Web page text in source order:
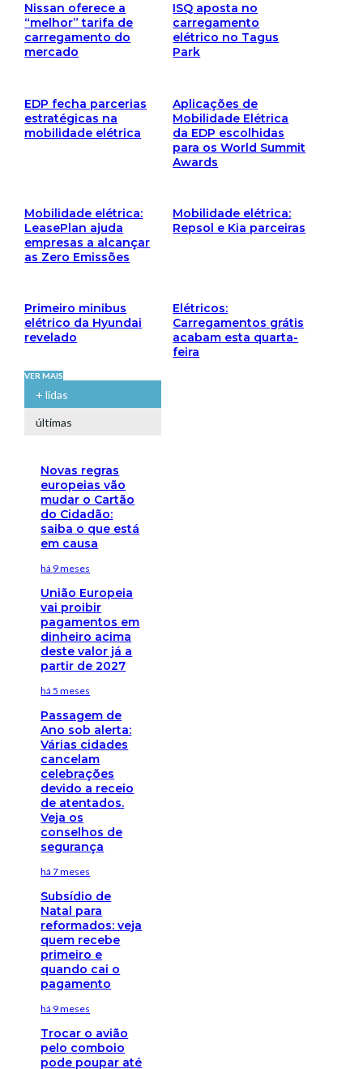
Nissan oferece a
“melhor” tarifa de
carregamento do
mercado
ISQ aposta no
carregamento
elétrico no Tagus
Park
EDP fecha parcerias
estratégicas na
mobilidade elétrica
Aplicações de
Mobilidade Elétrica
da EDP escolhidas
para os World Summit
Awards
Mobilidade elétrica:
LeasePlan ajuda
empresas a alcançar
as Zero Emissões
Mobilidade elétrica:
Repsol e Kia parceiras
Primeiro minibus
elétrico da Hyundai
revelado
Elétricos:
Carregamentos grátis
acabam esta quarta-
feira
VER MAIS
+ lidas
últimas
Novas regras
europeias vão
mudar o Cartão
do Cidadão:
saiba o que está
em causa
há 9 meses
União Europeia
vai proibir
pagamentos em
dinheiro acima
deste valor já a
partir de 2027
há 5 meses
Passagem de
Ano sob alerta:
Várias cidades
cancelam
celebrações
devido a receio
de atentados.
Veja os
conselhos de
segurança
há 7 meses
Subsídio de
Natal para
reformados: veja
quem recebe
primeiro e
quando cai o
pagamento
há 9 meses
Trocar o avião
pelo comboio
pode poupar até